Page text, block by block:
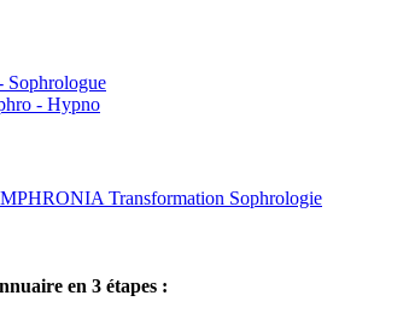
- Hypno
Transformation Sophrologie
en 3 étapes :